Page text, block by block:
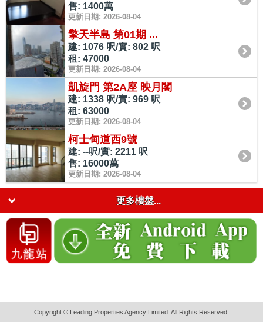
售: 1400萬
更新日期: 2026-08-04
擎天半島 第01期 ...
建: 1076 呎/實: 802 呎
租: 47000
更新日期: 2026-08-04
凱旋門 第2A座 映月閣
建: 1338 呎/實: 969 呎
租: 63000
更新日期: 2026-08-04
柯士甸道西9號
建: --呎/實: 2211 呎
售: 16000萬
更新日期: 2026-08-04
更多樓盤...
Copyright © Leading Properties Agency Limited. All Rights Reserved.